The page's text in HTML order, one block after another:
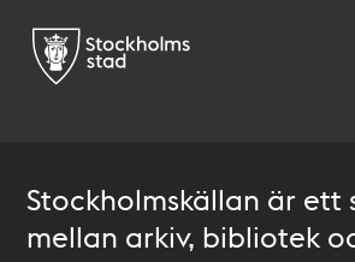
Stockholmskällan är ett
mellan arkiv, bibliotek